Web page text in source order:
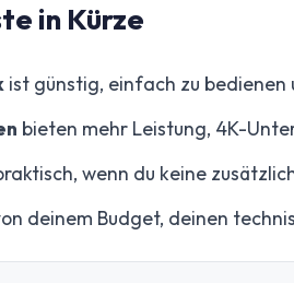
in Kürze
ist günstig, einfach zu
bieten mehr Leistung, 4K-
wenn du keine
deinem Budget, deinen